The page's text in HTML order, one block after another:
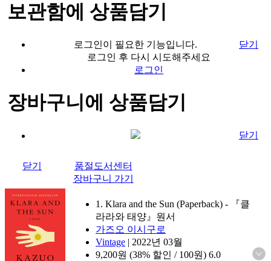
보관함에 상품담기
닫기
로그인이 필요한 기능입니다.
로그인 후 다시 시도해주세요
로그인
장바구니에 상품담기
닫기
닫기
품절도서센터
장바구니 가기
1. Klara and the Sun (Paperback) - 『클
라라와 태양』원서
가즈오 이시구로
Vintage | 2022년 03월
9,200원 (38% 할인 / 100원) 6.0